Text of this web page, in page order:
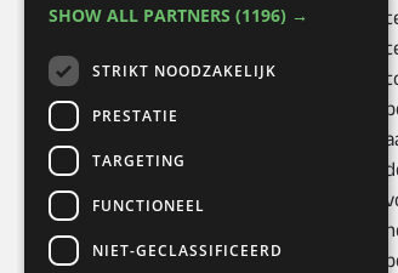
komen wij graag de
keuken/ruimte bekijken en
gaan we het oriënterend
gesprek in. De wensen en
behoeften worden samen
besproken en gaan over tot
SHOW ALL PARTNERS (1196) →
STRIKT NOODZAKELIJK
PRESTATIE
TARGETING
FUNCTIONEEL
NIET-GECLASSIFICEERD